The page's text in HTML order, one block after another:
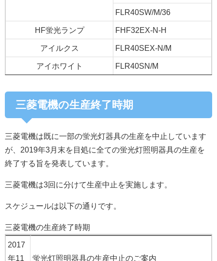
FLR40SW/M/36
HF蛍光ランプ FHF32EX-N-H
アイルクス FLR40SEX-N/M
アイホワイト FLR40SN/M
三菱電機の生産終了時期
三菱電機は既に一部の蛍光灯器具の生産を中止しています
が、2019年3月末を目処に全ての蛍光灯照明器具の生産を
終了する旨を発表しています。
三菱電機は3回に分けて生産中止を実施します。
スケジュールは以下の通りです。
三菱電機の生産終了時期
2017
年11
蛍光灯照明器具の生産中止のご案内